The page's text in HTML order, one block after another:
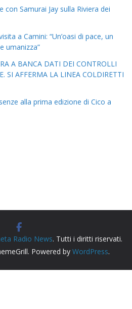
con Samurai Jay sulla Riviera dei
a Camini: “Un’oasi di pace, un
umanizza”
A BANCA DATI DEI CONTROLLI
SI AFFERMA LA LINEA COLDIRETTI
alla prima edizione di Cico a
Radio News. Tutti i diritti riservati.
Powered by WordPress.